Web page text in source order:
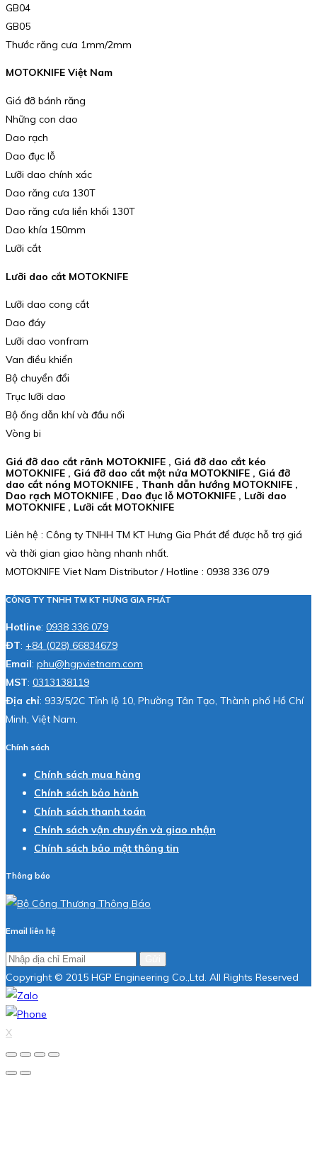
GB04
GB05
Thước răng cưa 1mm/2mm
MOTOKNIFE Việt Nam
Giá đỡ bánh răng
Những con dao
Dao rạch
Dao đục lỗ
Lưỡi dao chính xác
Dao răng cưa 130T
Dao răng cưa liền khối 130T
Dao khía 150mm
Lưỡi cắt
Lưỡi dao cắt MOTOKNIFE
Lưỡi dao cong cắt
Dao đáy
Lưỡi dao vonfram
Van điều khiển
Bộ chuyển đổi
Trục lưỡi dao
Bộ ống dẫn khí và đầu nối
Vòng bi
Giá đỡ dao cắt rãnh MOTOKNIFE , Giá đỡ dao cắt kéo
MOTOKNIFE , Giá đỡ dao cắt một nửa MOTOKNIFE , Giá đỡ
dao cắt nóng MOTOKNIFE , Thanh dẫn hướng MOTOKNIFE ,
Dao rạch MOTOKNIFE , Dao đục lỗ MOTOKNIFE , Lưỡi dao
MOTOKNIFE , Lưỡi cắt MOTOKNIFE
Liên hệ : Công ty TNHH TM KT Hưng Gia Phát để được hỗ trợ giá
và thời gian giao hàng nhanh nhất.
MOTOKNIFE Viet Nam Distributor / Hotline : 0938 336 079
CÔNG TY TNHH TM KT HƯNG GIA PHÁT
Hotline: 0938 336 079
ĐT: +84 (028) 66834679
Email: phu@hgpvietnam.com
MST: 0313138119
Địa chỉ: 933/5/2C Tỉnh lộ 10, Phường Tân Tạo, Thành phố Hồ Chí
Minh, Việt Nam.
Chính sách
Chính sách mua hàng
Chính sách bảo hành
Chính sách thanh toán
Chính sách vận chuyển và giao nhận
Chính sách bảo mật thông tin
Thông báo
Email liên hệ
Copyright © 2015 HGP Engineering Co.,Ltd. All Rights Reserved
X